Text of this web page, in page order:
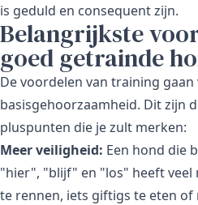
is geduld en consequent zijn.
Belangrijkste
goed getrainde
De voordelen van training gaan
basisgehoorzaamheid. Dit zijn
pluspunten die je zult merken:
Meer veiligheid: Een hond die
"hier", "blijf" en "los" heeft veel
te rennen, iets giftigs te eten